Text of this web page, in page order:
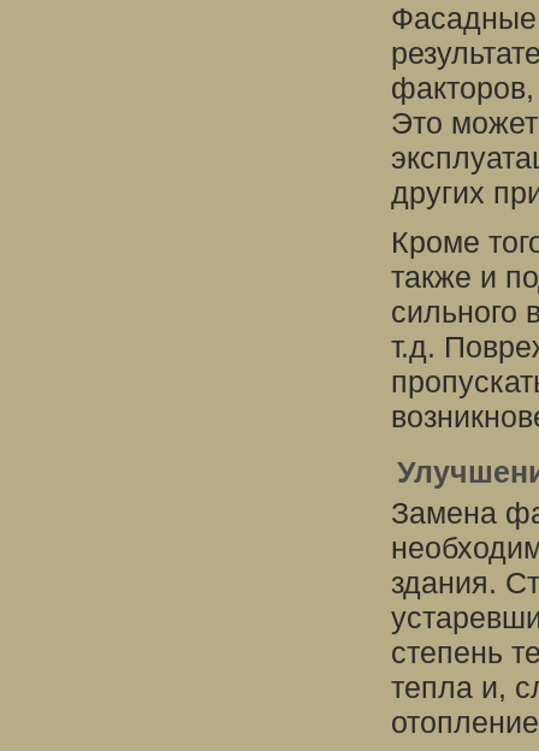
Фасадные
Это
других
Кроме
также и
сильного
т.д.
Замена
здания.
степень
тепла и,